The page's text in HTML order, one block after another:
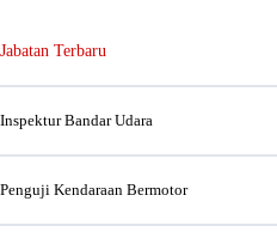
Jabatan Terbaru
Inspektur Bandar Udara
Penguji Kendaraan Bermotor